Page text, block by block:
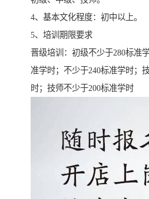
4、基本文化程度：初中以上。
5、培训期限要求
晋级培训：初级不少于280标准
准学时；不少于240标准学时；
时；技师不少于200标准学时